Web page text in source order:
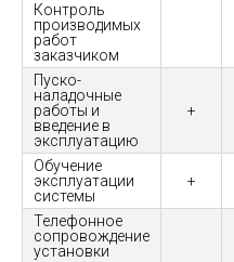
Контроль
производимых
работ
заказчиком
Пуско-
наладочные
работы и
введение в
эксплуатацию
+
Обучение
эксплуатации
системы
+
Телефонное
сопровождение
установки